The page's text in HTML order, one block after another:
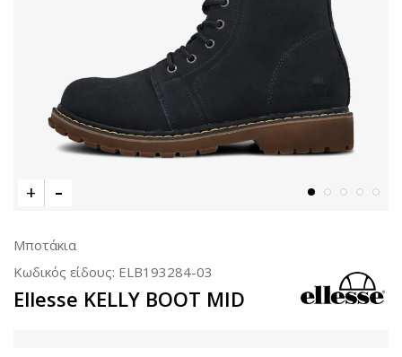
Μποτάκια
Κωδικός είδους: ELB193284-03
Ellesse KELLY BOOT MID